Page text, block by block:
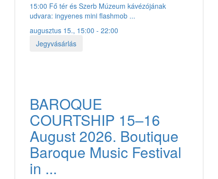
15:00 Fő tér és Szerb Múzeum kávézójának
udvara: ingyenes mini flashmob ...
augusztus 15., 15:00 - 22:00
Jegyvásárlás
BAROQUE
COURTSHIP 15–16
August 2026. Boutique
Baroque Music Festival
in ...